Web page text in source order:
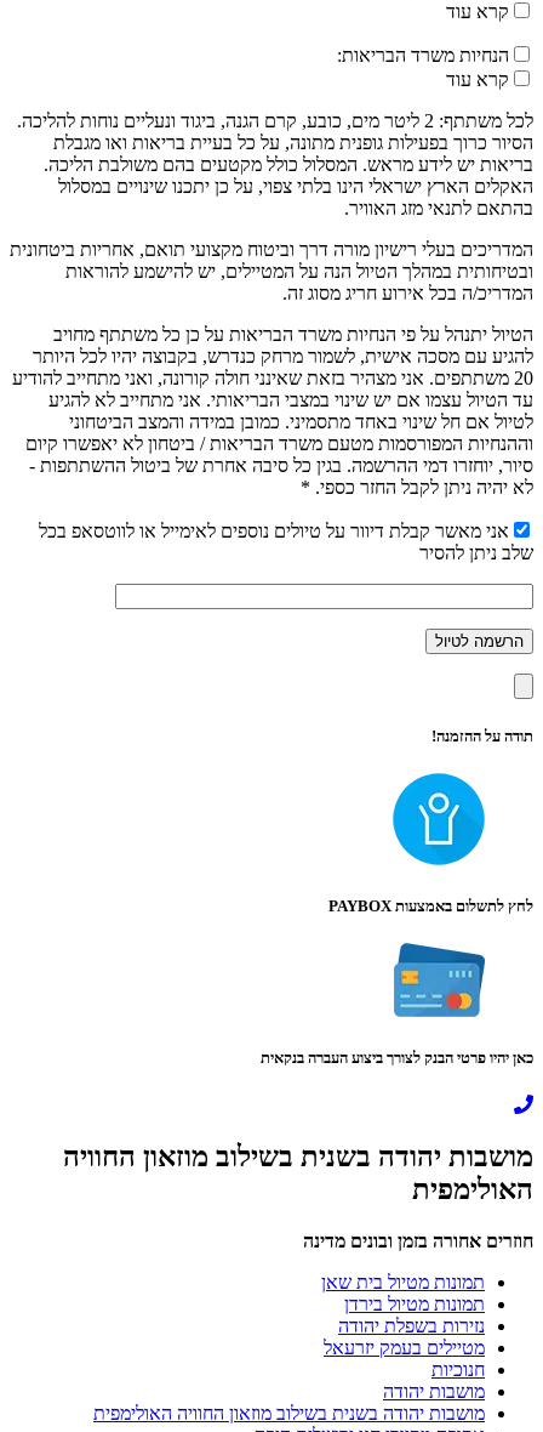
קרא עוד
הנחיות משרד הבריאות:
קרא עוד
לכל משתתף: 2 ליטר מים, כובע, קרם הגנה, ביגוד ונעליים נוחות להליכה.
הסיור כרוך בפעילות גופנית מתונה, על כל בעיית בריאות ואו מגבלת
בריאות יש לידע מראש. המסלול כולל מקטעים בהם משולבת הליכה.
האקלים הארץ ישראלי הינו בלתי צפוי, על כן יתכנו שינויים במסלול
בהתאם לתנאי מזג האוויר.
המדריכים בעלי רישיון מורה דרך וביטוח מקצועי תואם, אחריות ביטחונית
ובטיחותית במהלך הטיול הנה על המטיילים, יש להישמע להוראות
המדריכ/ה בכל אירוע חריג מסוג זה.
הטיול יתנהל על פי הנחיות משרד הבריאות על כן כל משתתף מחויב
להגיע עם מסכה אישית, לשמור מרחק כנדרש, בקבוצה יהיו לכל היותר
20 משתתפים. אני מצהיר בזאת שאינני חולה קורונה, ואני מתחייב להודיע
עד הטיול עצמו אם יש שינוי במצבי הבריאותי. אני מתחייב לא להגיע
לטיול אם חל שינוי באחד מתסמיני. כמובן במידה והמצב הביטחוני
וההנחיות המפורסמות מטעם משרד הבריאות / ביטחון לא יאפשרו קיום
סיור, יוחזרו דמי ההרשמה. בגין כל סיבה אחרת של ביטול ההשתתפות -
לא יהיה ניתן לקבל החזר כספי. *
אני מאשר קבלת דיוור על טיולים נוספים לאימייל או לווטסאפ בכל
שלב ניתן להסיר
תודה על ההזמנה!
לחץ לתשלום באמצעות PAYBOX
כאן יהיו פרטי הבנק לצורך ביצוע העברה בנקאית
מושבות יהודה בשנית בשילוב מוזאון החוויה
האולימפית
חוזרים אחורה בזמן ובונים מדינה
תמונות מטיול בית שאן
תמונות מטיול בירדן
נזירות בשפלת יהודה
מטיילים בעמק יזרעאל
חנוכיות
מושבות יהודה
מושבות יהודה בשנית בשילוב מוזאון החוויה האולימפית